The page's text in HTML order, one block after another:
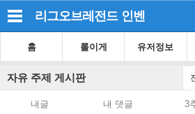
리그오브레전드 인벤
홈 롤이게 유저정보
자유 주제 게시판
내글 내 댓글 3